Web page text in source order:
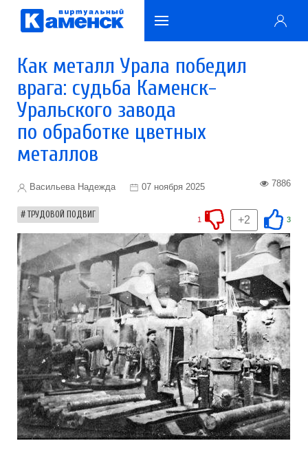
Как металл Урала победил
врага: судьба Каменск-
Уральского завода
по обработке цветных
металлов
Васильева Надежда 07 ноября 2025 7886
ТРУДОВОЙ ПОДВИГ 3
+2
1